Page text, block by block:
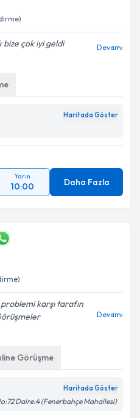
bize çok iyi geldi
Devamı
Haritada Göster
Yarın
10:00 Daha Fazla
karşı tarafın
Devamı
Görüşme
Haritada Göster
Daire:4 (Fenerbahçe Mahallesi)